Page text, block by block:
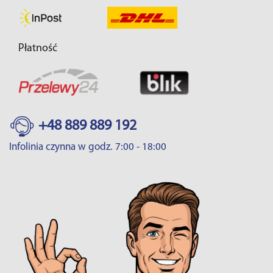
Płatność
+48 889 889 192
Infolinia czynna w godz. 7:00 - 18:00